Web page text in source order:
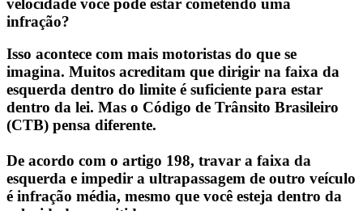
infração?
Isso acontece com mais motoristas do que se
imagina. Muitos acreditam que dirigir na faixa da
esquerda dentro do limite é suficiente para estar
dentro da lei. Mas o Código de Trânsito Brasileiro
(CTB) pensa diferente.
De acordo com o artigo 198, travar a faixa da
esquerda e impedir a ultrapassagem de outro veículo
é infração média, mesmo que você esteja dentro da